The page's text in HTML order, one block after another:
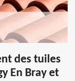
des tuiles
En Bray et